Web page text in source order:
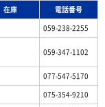
在庫
電話番号
059-238-2255
059-347-1102
077-547-5170
075-354-9210